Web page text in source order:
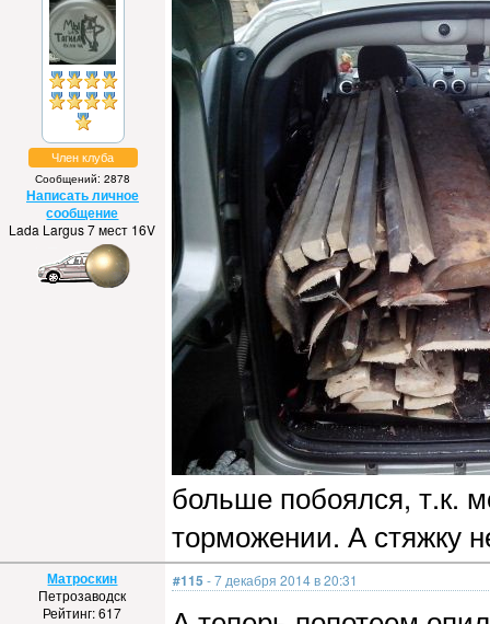
Член клуба
Сообщений: 2878
Написать личное
сообщение
Lada Largus 7 мест 16V
больше побоялся, т.к.
торможении. А стяжку
Матроскин
Петрозаводск
Рейтинг: 617
#115 - 7 декабря 2014 в 20:31